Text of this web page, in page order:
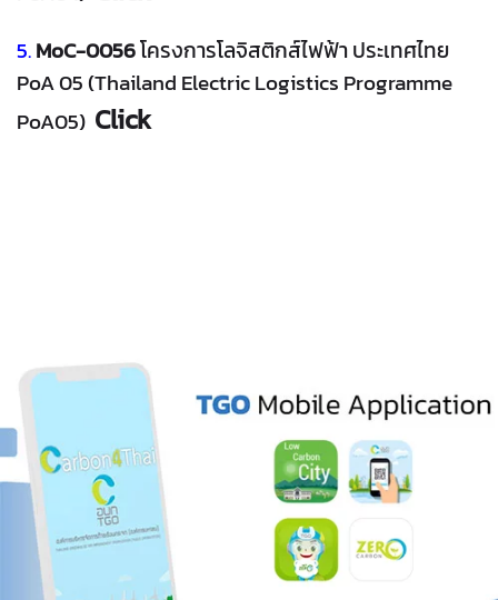
5.MoC-0056โครงการโลจิสติกส์ไฟฟ้า ประเทศไทย
PoA 05 (Thailand Electric Logistics Programme
PoA05) Click